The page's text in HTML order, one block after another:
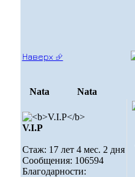
Наверх ⮵
Nata Nata
V.I.Р
Стаж: 17 лет 4 мес. 2 дня
Сообщения: 106594
Благодарности: